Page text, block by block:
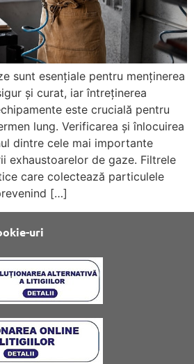
sunt esențiale pentru menținerea
și curat, iar întreținerea
este crucială pentru
lung. Verificarea și înlocuirea
dintre cele mai importante
exhaustoarelor de gaze. Filtrele
care colectează particulele
[…]
uri